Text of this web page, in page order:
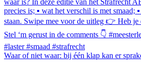
Waar of niet waar: bij één klap kan er